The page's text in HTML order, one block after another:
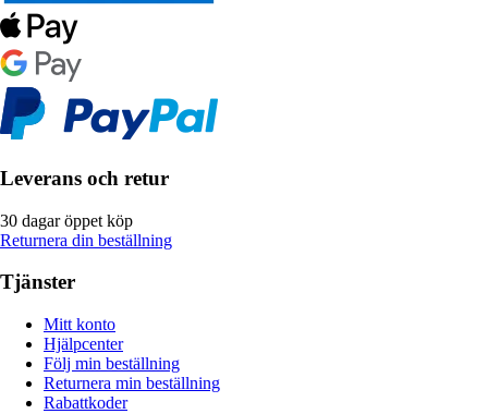
Leverans och retur
30 dagar öppet köp
Returnera din beställning
Tjänster
Mitt konto
Hjälpcenter
Följ min beställning
Returnera min beställning
Rabattkoder